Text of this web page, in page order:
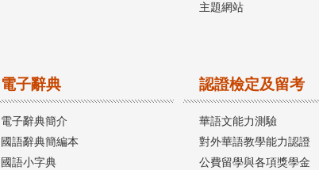
主題網站
電子辭典
電子辭典簡介
國語辭典簡編本
國語小字典
認證檢定及留考
華語文能力測驗
對外華語教學能力認證
公費留學與各項獎學金